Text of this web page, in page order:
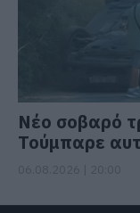
Νέο σοβαρό
Τούμπαρε